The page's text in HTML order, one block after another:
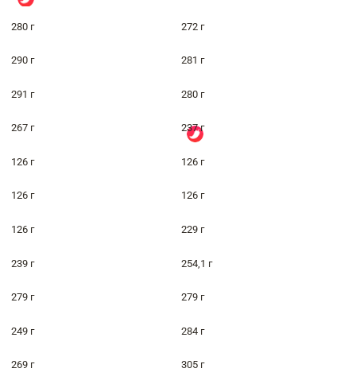
280 г 272 г
290 г 281 г
291 г 280 г
267 г 237 г
126 г 126 г
126 г 126 г
126 г 229 г
239 г 254,1 г
279 г 279 г
249 г 284 г
269 г 305 г